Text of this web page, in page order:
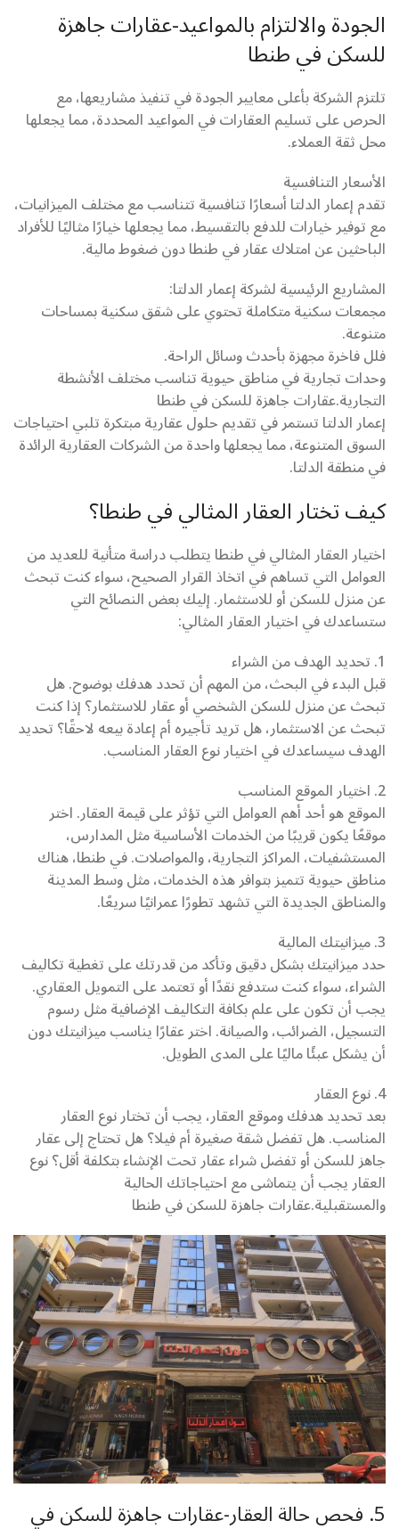
الجودة والالتزام بالمواعيد-عقارات جاهزة
للسكن في طنطا
تلتزم الشركة بأعلى معايير الجودة في تنفيذ مشاريعها، مع
الحرص على تسليم العقارات في المواعيد المحددة، مما يجعلها
محل ثقة العملاء.
الأسعار التنافسية
تقدم إعمار الدلتا أسعارًا تنافسية تتناسب مع مختلف الميزانيات،
مع توفير خيارات للدفع بالتقسيط، مما يجعلها خيارًا مثاليًا للأفراد
الباحثين عن امتلاك عقار في طنطا دون ضغوط مالية.
المشاريع الرئيسية لشركة إعمار الدلتا:
مجمعات سكنية متكاملة تحتوي على شقق سكنية بمساحات
متنوعة.
فلل فاخرة مجهزة بأحدث وسائل الراحة.
وحدات تجارية في مناطق حيوية تناسب مختلف الأنشطة
التجارية.عقارات جاهزة للسكن في طنطا
إعمار الدلتا تستمر في تقديم حلول عقارية مبتكرة تلبي احتياجات
السوق المتنوعة، مما يجعلها واحدة من الشركات العقارية الرائدة
في منطقة الدلتا.
كيف تختار العقار المثالي في طنطا؟
اختيار العقار المثالي في طنطا يتطلب دراسة متأنية للعديد من
العوامل التي تساهم في اتخاذ القرار الصحيح، سواء كنت تبحث
عن منزل للسكن أو للاستثمار. إليك بعض النصائح التي
ستساعدك في اختيار العقار المثالي:
1. تحديد الهدف من الشراء
قبل البدء في البحث، من المهم أن تحدد هدفك بوضوح. هل
تبحث عن منزل للسكن الشخصي أو عقار للاستثمار؟ إذا كنت
تبحث عن الاستثمار، هل تريد تأجيره أم إعادة بيعه لاحقًا؟ تحديد
الهدف سيساعدك في اختيار نوع العقار المناسب.
2. اختيار الموقع المناسب
الموقع هو أحد أهم العوامل التي تؤثر على قيمة العقار. اختر
موقعًا يكون قريبًا من الخدمات الأساسية مثل المدارس،
المستشفيات، المراكز التجارية، والمواصلات. في طنطا، هناك
مناطق حيوية تتميز بتوافر هذه الخدمات، مثل وسط المدينة
والمناطق الجديدة التي تشهد تطورًا عمرانيًا سريعًا.
3. ميزانيتك المالية
حدد ميزانيتك بشكل دقيق وتأكد من قدرتك على تغطية تكاليف
الشراء، سواء كنت ستدفع نقدًا أو تعتمد على التمويل العقاري.
يجب أن تكون على علم بكافة التكاليف الإضافية مثل رسوم
التسجيل، الضرائب، والصيانة. اختر عقارًا يناسب ميزانيتك دون
أن يشكل عبئًا ماليًا على المدى الطويل.
4. نوع العقار
بعد تحديد هدفك وموقع العقار، يجب أن تختار نوع العقار
المناسب. هل تفضل شقة صغيرة أم فيلا؟ هل تحتاج إلى عقار
جاهز للسكن أو تفضل شراء عقار تحت الإنشاء بتكلفة أقل؟ نوع
العقار يجب أن يتماشى مع احتياجاتك الحالية
والمستقبلية.عقارات جاهزة للسكن في طنطا
5. فحص حالة العقار-عقارات جاهزة للسكن في